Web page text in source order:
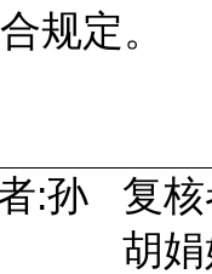
规定。
:孙
复
胡